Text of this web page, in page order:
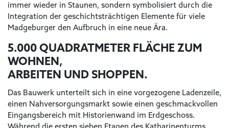
immer wieder in Staunen, sondern symbolisiert durch die
Integration der geschichtsträchtigen Elemente für viele
Madgeburger den Aufbruch in eine neue Ära.
5.000 QUADRATMETER FLÄCHE ZUM
WOHNEN,
ARBEITEN UND SHOPPEN.
Das Bauwerk unterteilt sich in eine vorgezogene Ladenzeile,
einen Nahversorgungsmarkt sowie einen geschmackvollen
Eingangsbereich mit Historienwand im Erdgeschoss.